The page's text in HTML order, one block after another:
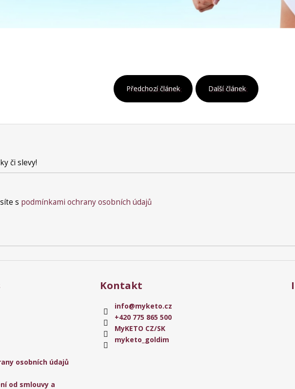
Předchozí článek Další článek
či slevy!
s podmínkami ochrany osobních údajů
osobních údajů
od smlouvy a
Kontakt
info@myketo.cz
+420 775 865 500
MyKETO CZ/SK
myketo_goldim